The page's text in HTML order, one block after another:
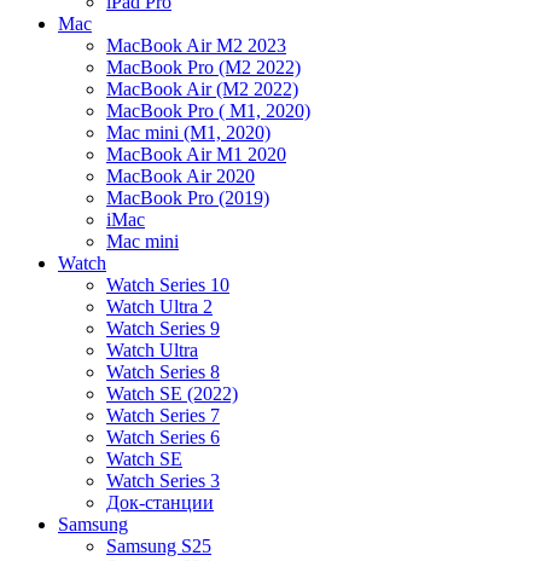
Mac
MacBook Air M2 2023
MacBook Pro (M2 2022)
MacBook Air (M2 2022)
MacBook Pro ( M1, 2020)
Mac mini (M1, 2020)
MacBook Air M1 2020
MacBook Air 2020
MacBook Pro (2019)
iMac
Mac mini
Watch
Watch Series 10
Watch Ultra 2
Watch Series 9
Watch Ultra
Watch Series 8
Watch SE (2022)
Watch Series 7
Watch Series 6
Watch SE
Watch Series 3
Док-станции
Samsung
Samsung S25